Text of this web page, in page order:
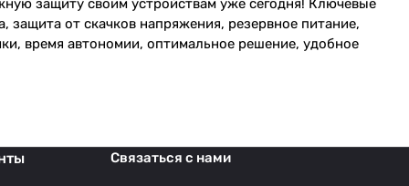
защиту своим устройствам уже сегодня! Ключевые
от скачков напряжения, резервное питание,
время автономии, оптимальное решение, удобное
Связаться с нами